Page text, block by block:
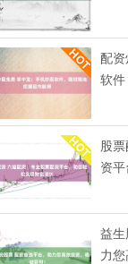
配
软
股
资
益
力